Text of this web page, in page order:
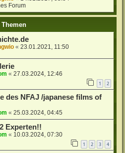
Forum
Themen
«23.01.2021, 11:50
«27.03.2024, 12:46
1 2
des NFAJ /japanese films of
«25.03.2024, 04:45
Experten!!
« 10.03.2024, 07:30
1 2 3 4